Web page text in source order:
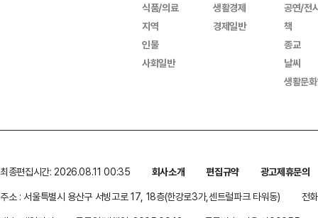
식품/의료
지역
인물
사회일반
생활경제
경제일반
공연/전
책
종교
날씨
생활문
최종편집시간: 2026.08.11 00:35 회사소개 편집규약
광고제휴문의
주소 : 서울특별시 용산구 서빙고로 17, 18층(한강로3가,센트럴파크 타워동)
전